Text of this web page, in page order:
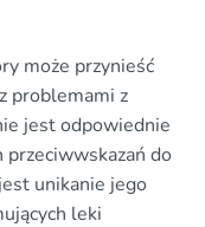
może przynieść
problemami z
jest odpowiednie
do
unikanie jego
leki